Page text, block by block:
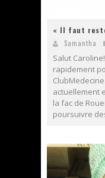
« Il faut
Samantha
Salut
rapidement
actuellement
la fac de
poursuivre